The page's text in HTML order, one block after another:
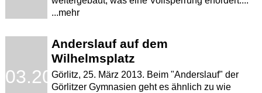
...mehr
Anderslauf auf dem
Wilhelmsplatz
Görlitz, 25. März 2013. Beim "Anderslauf" der
Görlitzer Gymnasien geht es ähnlich zu wie